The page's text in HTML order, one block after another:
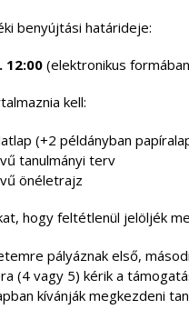
benyújtási határideje:
12:00(elektronikus
kell:
(+2 példányban
tanulmányi terv
önéletrajz
hogy feltétlenül jelöljék
pályáznak első,
(4 vagy 5) kérik a
kívánják megkezdeni